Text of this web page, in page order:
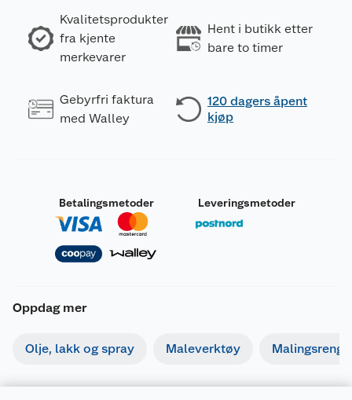
Kvalitetsprodukter
fra kjente
merkevarer
Hent i butikk etter
bare to timer
Gebyrfri faktura
med Walley
120 dagers åpent
kjøp
Betalingsmetoder Leveringsmetoder
Oppdag mer
Olje, lakk og spray Maleverktøy